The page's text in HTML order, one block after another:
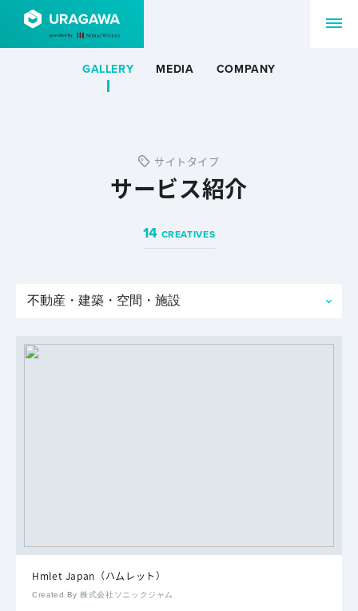
GALLERY MEDIA COMPANY
サイトタイプ
サービス紹介
14 CREATIVES
Hmlet Japan（ハムレット）
Created By 株式会社ソニックジャム